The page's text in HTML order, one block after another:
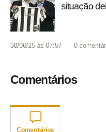
situação
30/06/25 às 07:57 0
Comentários